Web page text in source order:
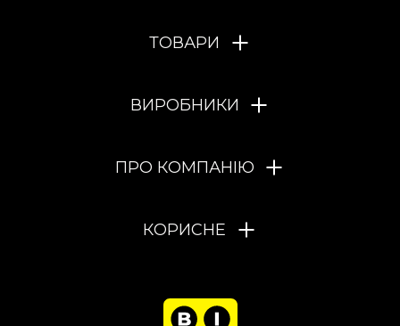
ТОВАРИ
ВИРОБНИКИ
ПРО КОМПАНІЮ
КОРИСНЕ